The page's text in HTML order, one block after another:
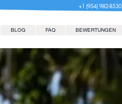
+1 (954) 982-8530
BLOG FAQ BEWERTUNGEN